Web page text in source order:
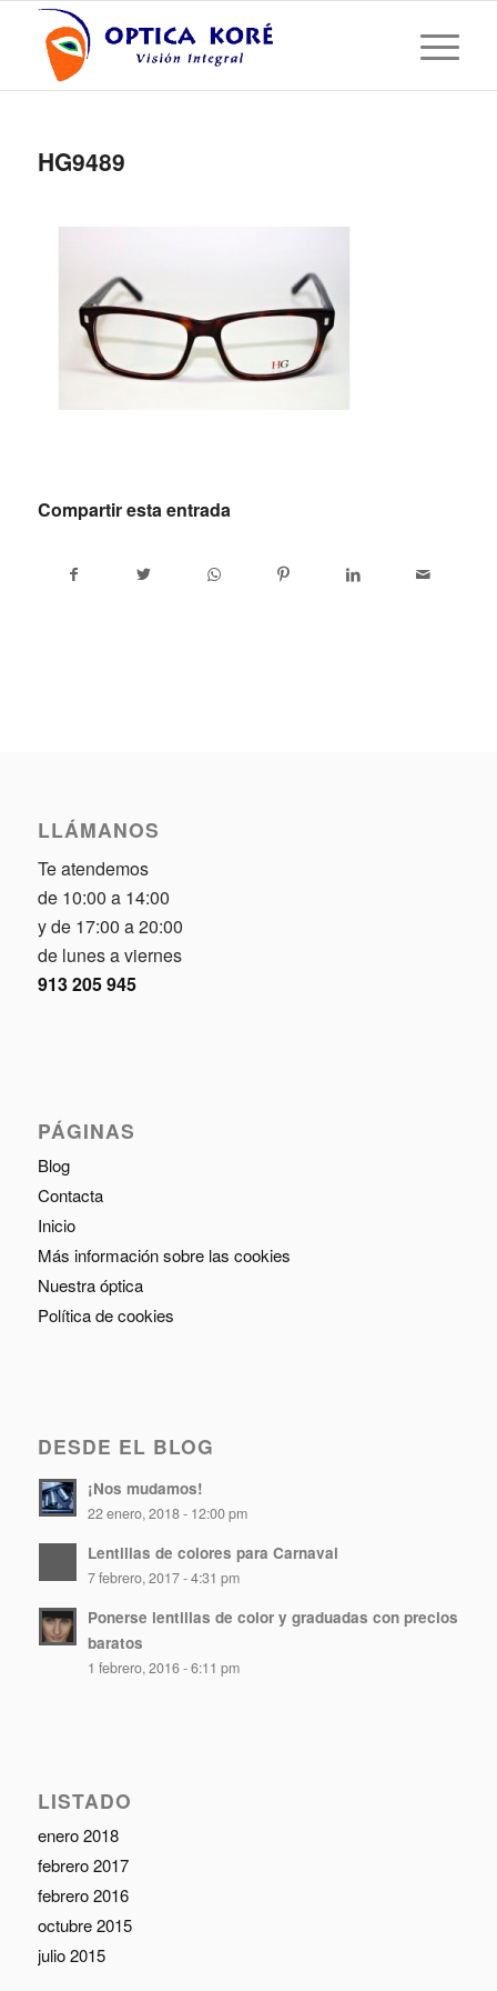
HG9489
Compartir esta entrada
LLÁMANOS
Te atendemos
de 10:00 a 14:00
y de 17:00 a 20:00
de lunes a viernes
913 205 945
PÁGINAS
Blog
Contacta
Inicio
Más información sobre las cookies
Nuestra óptica
Política de cookies
DESDE EL BLOG
¡Nos mudamos!
22 enero, 2018 - 12:00 pm
Lentillas de colores para Carnaval
7 febrero, 2017 - 4:31 pm
Ponerse lentillas de color y graduadas con precios
baratos
1 febrero, 2016 - 6:11 pm
LISTADO
enero 2018
febrero 2017
febrero 2016
octubre 2015
julio 2015